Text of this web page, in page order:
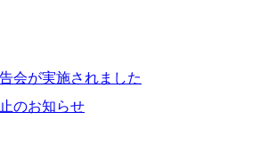
会が実施されました
のお知らせ